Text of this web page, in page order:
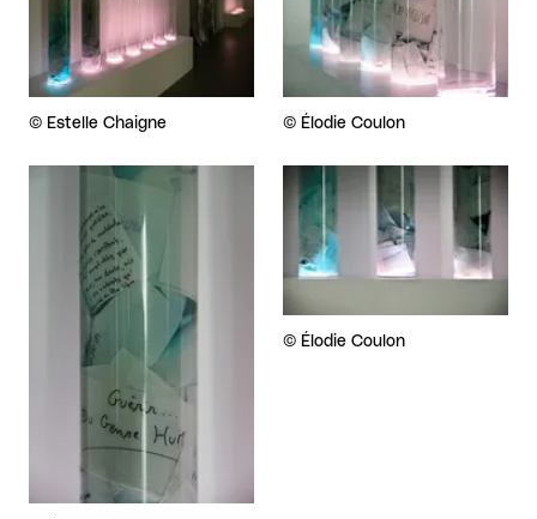
Droits réservés :
© Estelle Chaigne Droits réservés :
© Élodie Coulon
Agrandir
Droits réservés :
© Élodie Coulon